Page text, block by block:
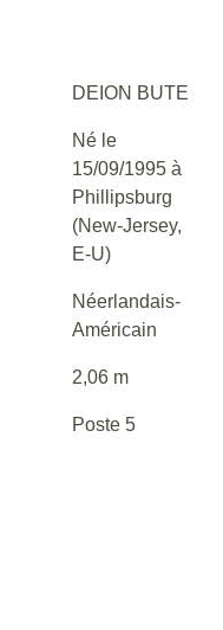
DEION BUTE
Né le
15/09/1995 à
Phillipsburg
(New-Jersey,
E-U)
Néerlandais-
Américain
2,06 m
Poste 5